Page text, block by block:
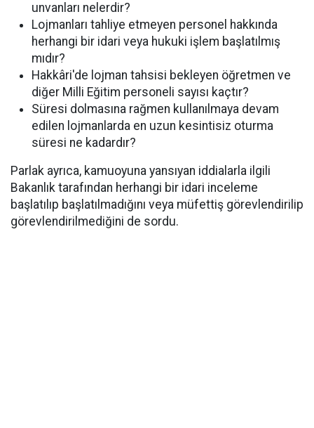
unvanları nelerdir?
Lojmanları tahliye etmeyen personel hakkında
herhangi bir idari veya hukuki işlem başlatılmış
mıdır?
Hakkâri'de lojman tahsisi bekleyen öğretmen ve
diğer Milli Eğitim personeli sayısı kaçtır?
Süresi dolmasına rağmen kullanılmaya devam
edilen lojmanlarda en uzun kesintisiz oturma
süresi ne kadardır?
Parlak ayrıca, kamuoyuna yansıyan iddialarla ilgili
Bakanlık tarafından herhangi bir idari inceleme
başlatılıp başlatılmadığını veya müfettiş görevlendirilip
görevlendirilmediğini de sordu.